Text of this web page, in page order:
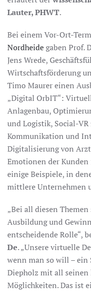
Lauter, PHWT.
Bei einem Vor-Ort-
Nordheidegaben Prof.
Jens Wrede,
Wirtschaftsförderung
Timo Maurer einen
„Digital OrbIT“:
Anlagenbau,
und Logistik, Social-
Kommunikation und
Digitalisierung von
Emotionen der
einige Beispiele, in
mittlere Unternehmen
„Bei all diesen
Ausbildung und
entscheidende Rolle“,
De. „Unsere virtuelle
wenn man so will – ein
Diepholz mit all seinen
Möglichkeiten. Das ist